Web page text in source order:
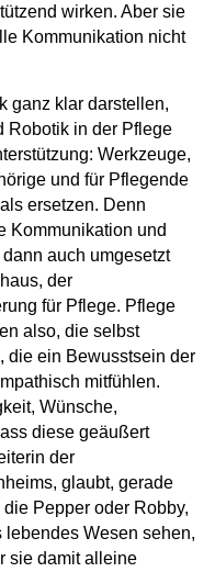
wirken. Aber sie
Kommunikation nicht
ganz klar darstellen,
Robotik in der Pflege
Werkzeuge,
und für Pflegende
ersetzen. Denn
Kommunikation und
auch umgesetzt
der
für Pflege. Pflege
also, die selbst
die ein Bewusstsein der
mitfühlen.
Wünsche,
diese geäußert
der
glaubt, gerade
Pepper oder Robby,
Wesen sehen,
sie damit alleine